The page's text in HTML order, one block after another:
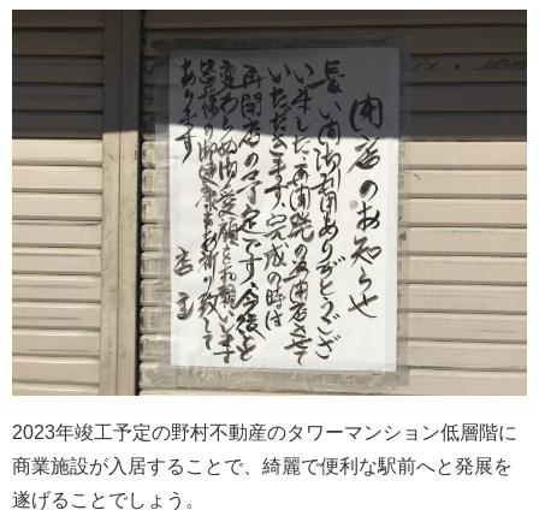
2023年竣工予定の野村不動産のタワーマンション低層階に
商業施設が入居することで、綺麗で便利な駅前へと発展を
遂げることでしょう。